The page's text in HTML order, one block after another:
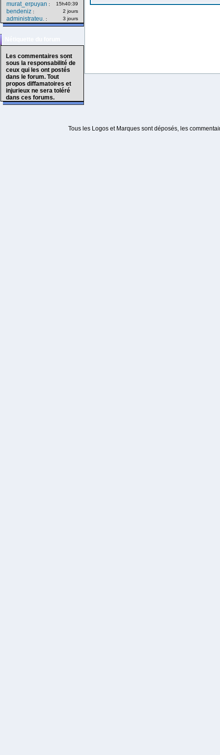
murat_erpuyan : 15h40:39
bendeniz : 2 jours
administrateu. : 3 jours
Les commentaires sont
sous la responsabilité de
ceux qui les ont postés
dans le forum. Tout
propos diffamatoires et
injurieux ne sera toléré
dans ces forums.
Tous les Logos et Marques sont déposés, les